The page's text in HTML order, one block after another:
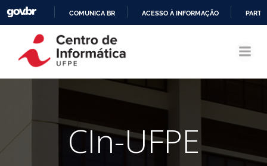
CONTEÚDO
COMUNICA BR ACESSO À INFORMAÇÃO
CIn-UFPE